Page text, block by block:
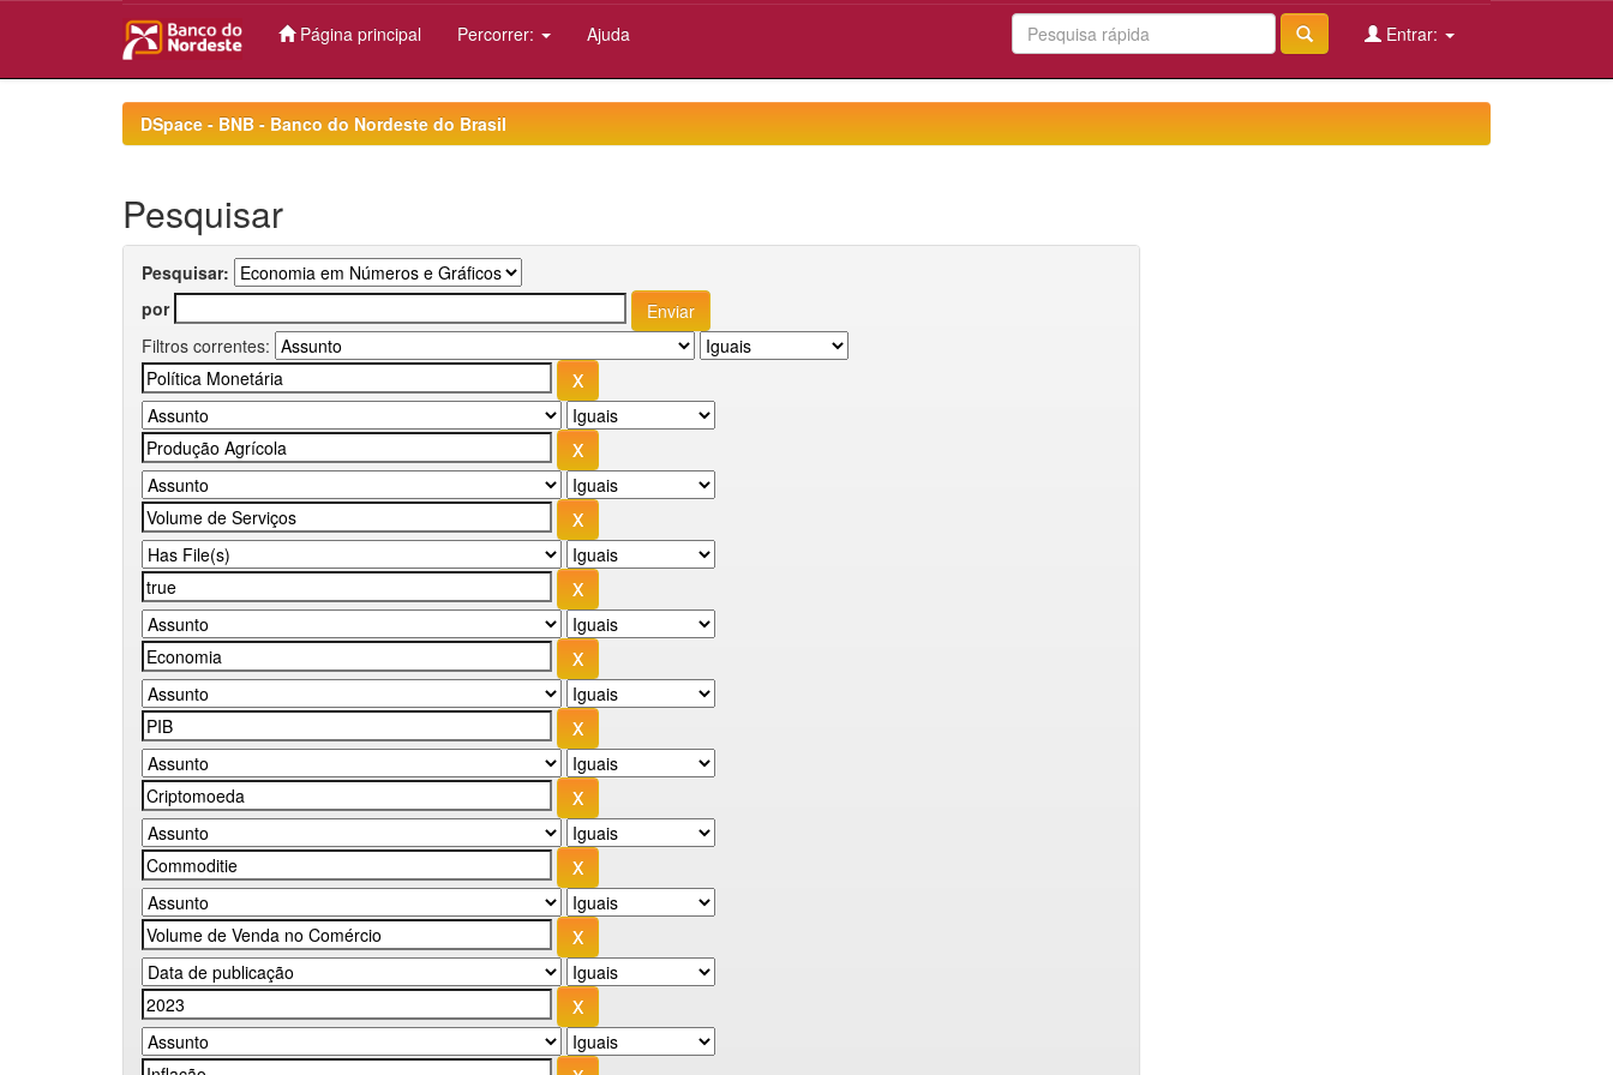
Página principal Percorrer: Ajuda Entrar:
DSpace - BNB - Banco do Nordeste do Brasil
Pesquisar
Pesquisar:
por
Filtros correntes: